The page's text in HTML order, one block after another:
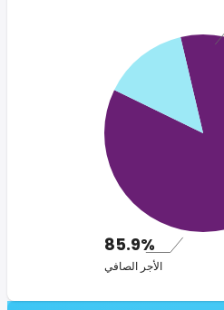
85.9%
الأجر الصافي